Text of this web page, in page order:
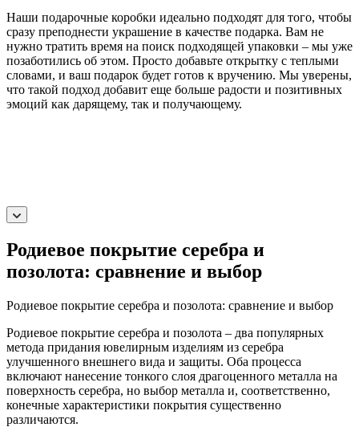
Наши подарочные коробки идеально подходят для того, чтобы
сразу преподнести украшение в качестве подарка. Вам не
нужно тратить время на поиск подходящей упаковки – мы уже
позаботились об этом. Просто добавьте открытку с теплыми
словами, и ваш подарок будет готов к вручению. Мы уверены,
что такой подход добавит еще больше радости и позитивных
эмоций как дарящему, так и получающему.
Родиевое покрытие серебра и
позолота: сравнение и выбор
Родиевое покрытие серебра и позолота: сравнение и выбор
Родиевое покрытие серебра и позолота – два популярных
метода придания ювелирным изделиям из серебра
улучшенного внешнего вида и защиты. Оба процесса
включают нанесение тонкого слоя драгоценного металла на
поверхность серебра, но выбор металла и, соответственно,
конечные характеристики покрытия существенно
различаются.